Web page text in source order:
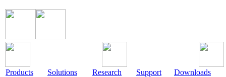
Products Solutions Research Support
Downloads